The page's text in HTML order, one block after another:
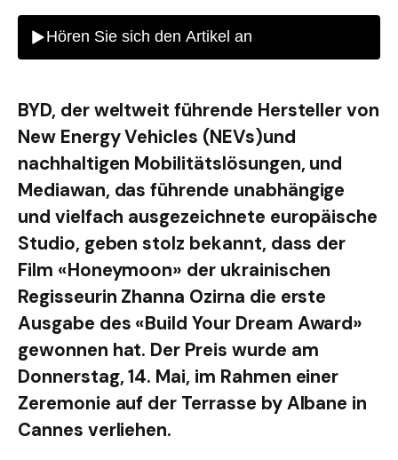
BYD, der weltweit führende Hersteller von
New Energy Vehicles (NEVs)und
nachhaltigen Mobilitätslösungen, und
Mediawan, das führende unabhängige
und vielfach ausgezeichnete europäische
Studio, geben stolz bekannt, dass der
Film «Honeymoon» der ukrainischen
Regisseurin Zhanna Ozirna die erste
Ausgabe des «Build Your Dream Award»
gewonnen hat. Der Preis wurde am
Donnerstag, 14. Mai, im Rahmen einer
Zeremonie auf der Terrasse by Albane in
Cannes verliehen.